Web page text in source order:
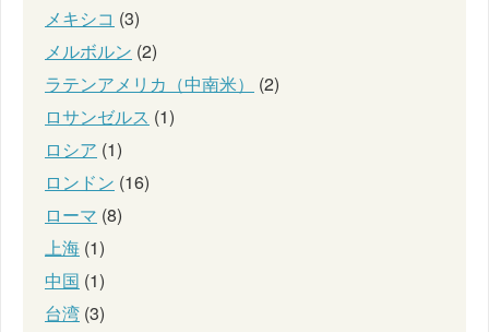
メキシコ (3)
メルボルン (2)
ラテンアメリカ（中南米）
(2)
ロサンゼルス (1)
ロシア (1)
ロンドン (16)
ローマ (8)
上海 (1)
中国 (1)
台湾 (3)